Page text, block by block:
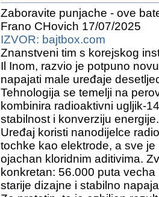
Zaboravite punjache - ove
Frano CHovich 17/07/2025
IZVOR: bajtbox.com
Znanstveni tim s korejskog
Il Inom, razvio je potpuno
napajati male uređaje
Tehnologija se temelji na
kombinira radioaktivni ugljik-
stabilnost i konverziju energije.
Uređaj koristi nanodijelce
tochke kao elektrode, a sve
ojachan kloridnim aditivima.
konkretan: 56.000 puta
starije dizajne i stabilno